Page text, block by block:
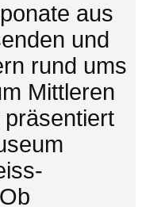
aus
und
rund ums
Mittleren